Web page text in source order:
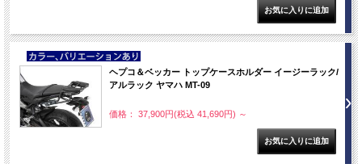
NEW
ヘプコ＆ベッカー トップケースホルダー イージーラック/
アルラック ヤマハ MT-09
価格： 37,900円(税込 41,690円) ～